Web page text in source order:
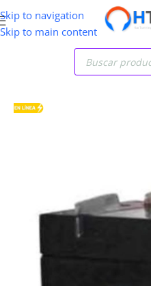
Skip to navigation
Skip to main content